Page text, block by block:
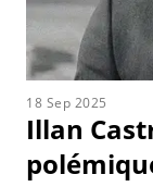
18 Sep 2025
Illan